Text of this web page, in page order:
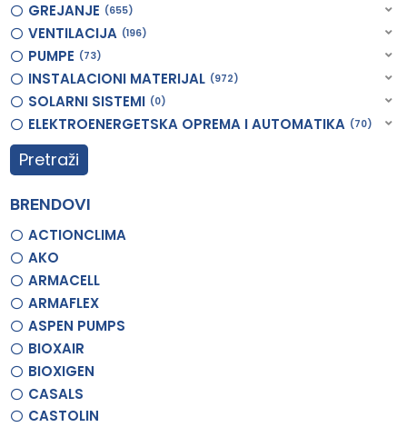
GREJANJE 655
VENTILACIJA 196
PUMPE 73
INSTALACIONI MATERIJAL 972
SOLARNI SISTEMI 0
ELEKTROENERGETSKA OPREMA I AUTOMATIKA 70
Pretraži
BRENDOVI
ACTIONCLIMA
AKO
ARMACELL
ARMAFLEX
ASPEN PUMPS
BIOXAIR
BIOXIGEN
CASALS
CASTOLIN